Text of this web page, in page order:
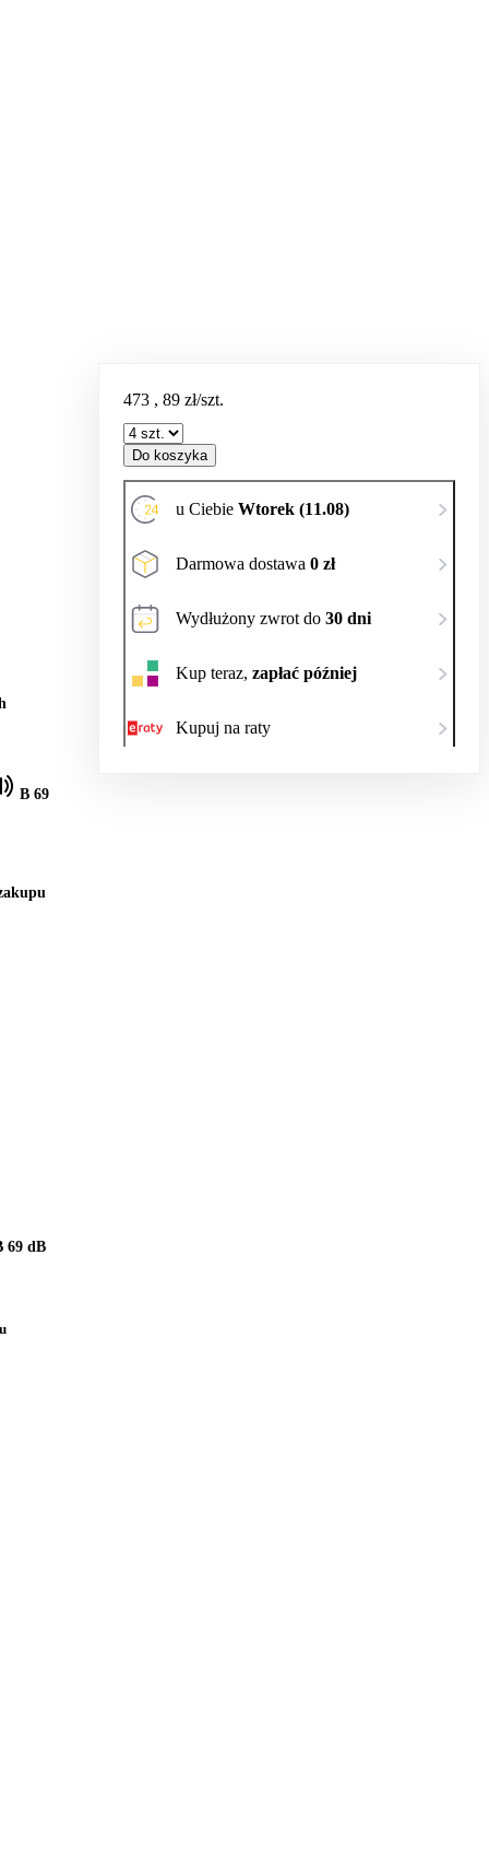
B 69
69 dB
473 , 89 zł/szt.
Do koszyka
u Ciebie Wtorek (11.08)
Darmowa dostawa 0 zł
Wydłużony zwrot do 30 dni
Kup teraz, zapłać później
Kupuj na raty